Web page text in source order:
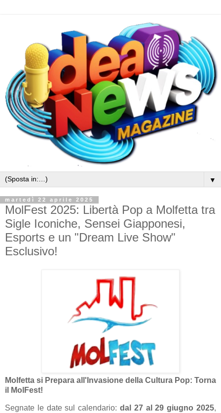
▼
martedì 22 aprile 2025
MolFest 2025: Libertà Pop a Molfetta tra
Sigle Iconiche, Sensei Giapponesi,
Esports e un "Dream Live Show"
Esclusivo!
Molfetta si Prepara all'Invasione della Cultura Pop: Torna
il MolFest!
Segnate le date sul calendario: dal 27 al 29 giugno 2025,